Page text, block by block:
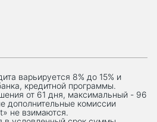
варьируется 8% до 15% и
кредитной программы.
от 61 дня, максимальный - 96
дополнительные комиссии
не взимаются.